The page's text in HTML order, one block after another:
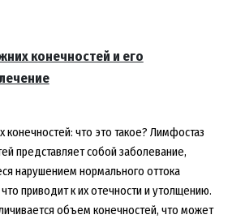
конечностей и его
конечностей: что это такое? Лимфостаз
представляет собой заболевание,
нарушением нормального оттока
приводит к их отечности и утолщению.
объем конечностей, что может